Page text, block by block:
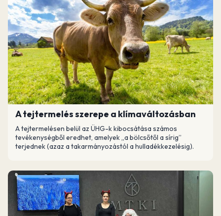
A tejtermelés szerepe a klímaváltozásban
A tejtermelésen belül az ÜHG-k kibocsátása számos
tevékenységből eredhet, amelyek „a bölcsőtől a sírig”
terjednek (azaz a takarmányozástól a hulladékkezelésig).